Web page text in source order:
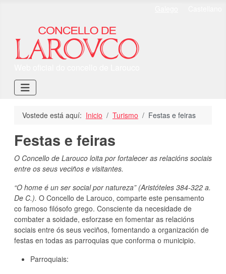
Vostede está aquí: Inicio Turismo Festas e feiras
Festas e feiras
O Concello de Larouco loita por fortalecer as relacións sociais
entre os seus veciños e visitantes.
“O home é un ser social por natureza” (Aristóteles 384-322 a.
De C.). O Concello de Larouco, comparte este pensamento
co famoso filósofo grego. Consciente da necesidade de
combater a soidade, esforzase en fomentar as relacións
sociais entre ós seus veciños, fomentando a organización de
festas en todas as parroquias que conforma o municipio.
Parroquiais: